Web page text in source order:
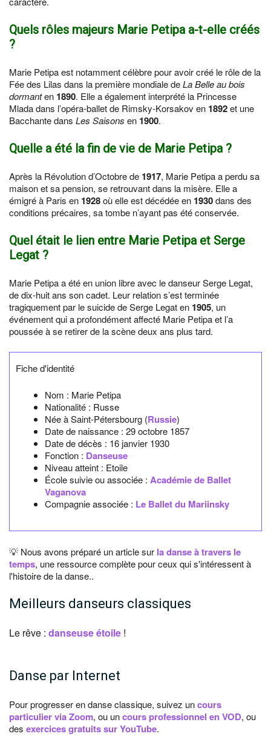
Quels rôles majeurs Marie Petipa a-t-elle créés
?
Marie Petipa est notamment célèbre pour avoir créé le rôle de la
Fée des Lilas dans la première mondiale deLa Belle au bois
dormanten 1890. Elle a également interprété la Princesse
Mlada dans l’opéra-ballet de Rimsky-Korsakov en 1892et une
Bacchante dans Les Saisons en 1900.
Quelle a été la fin de vie de Marie Petipa ?
Après la Révolution d’Octobre de 1917, Marie Petipa a perdu sa
maison et sa pension, se retrouvant dans la misère. Elle a
émigré à Paris en 1928où elle est décédée en 1930dans des
conditions précaires, sa tombe n’ayant pas été conservée.
Quel était le lien entre Marie Petipa et Serge
Legat ?
Marie Petipa a été en union libre avec le danseur Serge Legat,
de dix-huit ans son cadet. Leur relation s’est terminée
tragiquement par le suicide de Serge Legat en 1905, un
événement qui a profondément affecté Marie Petipa et l’a
poussée à se retirer de la scène deux ans plus tard.
Fiche d'identité
Nom : Marie Petipa
Nationalité : Russe
Née àSaint-Pétersbourg (Russie)
Date de naissance : 29 octobre 1857
Date de décès : 16 janvier 1930
Fonction : Danseuse
Niveau atteint : Etoile
École suivie ou associée : Académie de Ballet
Vaganova
Compagnie associée : Le Ballet du Mariinsky
💡 Nous avons préparé un article sur la danse à travers le
temps, une ressource complète pour ceux qui s'intéressent à
l'histoire de la danse..
Meilleurs danseurs classiques
Le rêve : danseuse étoile !
Danse par Internet
Pour progresser en danse classique, suivez uncours
particulier via Zoom, ou uncours professionnel en VOD, ou
des exercices gratuits sur YouTube.